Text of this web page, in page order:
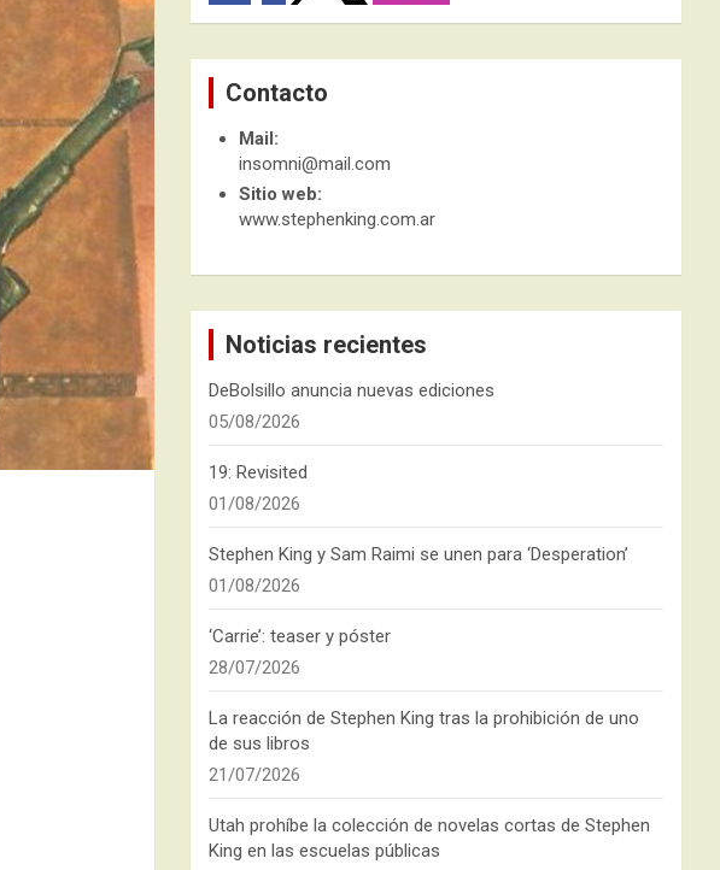
Contacto
Mail:
insomni@mail.com
Sitio web:
www.stephenking.com.ar
Noticias recientes
DeBolsillo anuncia nuevas ediciones
05/08/2026
19: Revisited
01/08/2026
Stephen King y Sam Raimi se unen para ‘Desperation’
01/08/2026
‘Carrie’: teaser y póster
28/07/2026
La reacción de Stephen King tras la prohibición de uno
de sus libros
21/07/2026
Utah prohíbe la colección de novelas cortas de Stephen
King en las escuelas públicas